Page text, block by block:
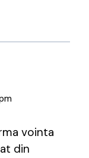
vointa
din